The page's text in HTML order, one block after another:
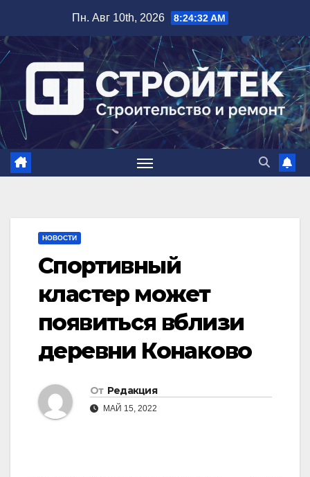
содержимому
Пн. Авг 10th, 2026 8:24:33 AM
НОВОСТИ
Спортивный
кластер может
появиться вблизи
деревни Конаково
От Редакция
МАЙ 15, 2022